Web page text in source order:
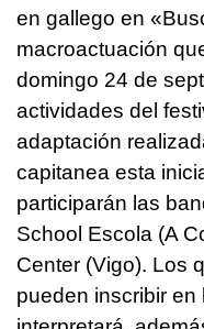
en gallego en
macroactuación
domingo 24 de
actividades del
adaptación
capitanea esta
participarán las
School Escola (A
Center (Vigo). Los
pueden inscribir en